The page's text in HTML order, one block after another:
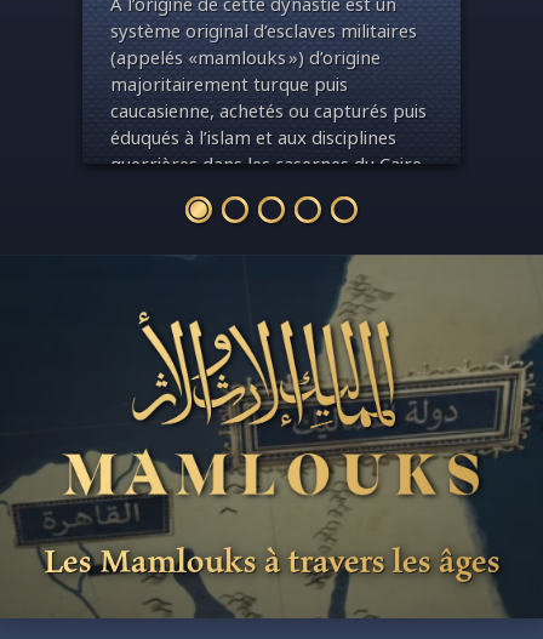
système original d’esclaves militaires
(appelés «mamlouks ») d’origine
majoritairement turque puis
caucasienne, achetés ou capturés puis
éduqués à l’islam et aux disciplines
guerrières dans les casernes du Caire
ou dans les grandes villes syriennes. Ils
forment ainsi une caste militaire, dont
échelons de la hiérarchie militaire qui
Les Mamlouks à travers les âges